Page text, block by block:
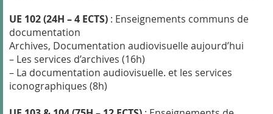
UE 102 (24H – 4 ECTS) : Enseignements communs de
documentation
Archives, Documentation audiovisuelle aujourd’hui
– Les services d’archives (16h)
– La documentation audiovisuelle. et les services
iconographiques (8h)